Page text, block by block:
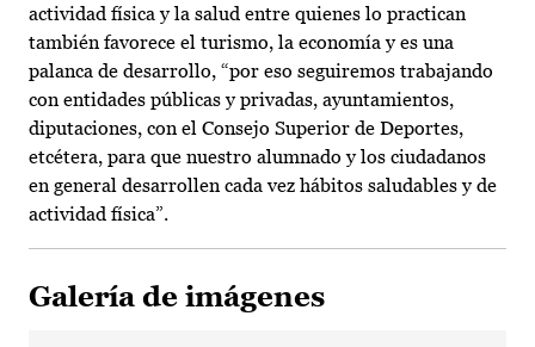
actividad física y la salud entre quienes lo practican
también favorece el turismo, la economía y es una
palanca de desarrollo, “por eso seguiremos trabajando
con entidades públicas y privadas, ayuntamientos,
diputaciones, con el Consejo Superior de Deportes,
etcétera, para que nuestro alumnado y los ciudadanos
en general desarrollen cada vez hábitos saludables y de
actividad física”.
Galería de imágenes